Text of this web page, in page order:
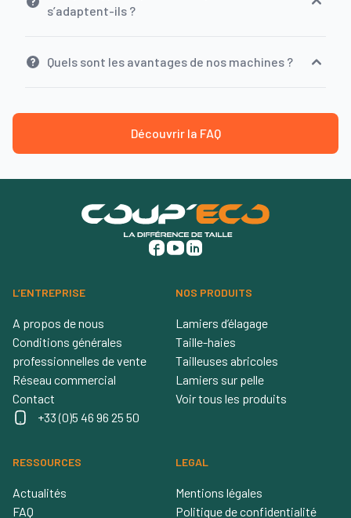
s’adaptent-ils ?
Quels sont les avantages de nos machines ?
Découvrir la FAQ
L’ENTREPRISE
A propos de nous
Conditions générales
professionnelles de vente
Réseau commercial
Contact
+33 (0)5 46 96 25 50
NOS PRODUITS
Lamiers d’élagage
Taille-haies
Tailleuses abricoles
Lamiers sur pelle
Voir tous les produits
RESSOURCES
Actualités
FAQ
LEGAL
Mentions légales
Politique de confidentialité